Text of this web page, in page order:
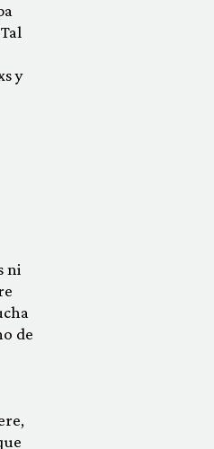
y
ni
de